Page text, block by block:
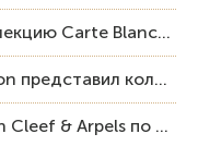
Boucheron посвятил новую коллекцию Carte Blanche Human Being человеку и силе мастерства
Четыре главы истории: Boucheron представил коллекцию «Nom: Boucheron, Prénom: Frédéric»
Шесть самых дорогих колец Van Cleef & Arpels по итогам аукционов Sotheby’s